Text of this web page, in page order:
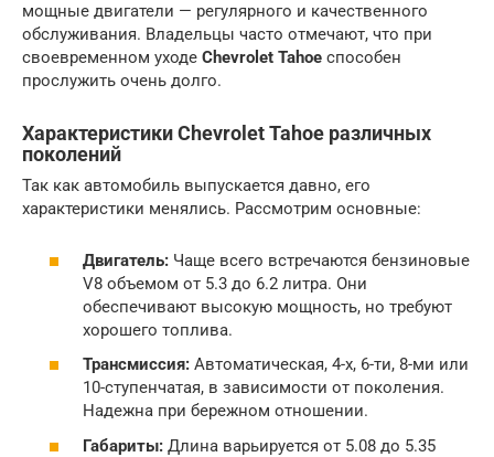
мощные двигатели — регулярного и качественного
обслуживания. Владельцы часто отмечают, что при
своевременном уходе Chevrolet Tahoe способен
прослужить очень долго.
Характеристики Chevrolet Tahoe различных
поколений
Так как автомобиль выпускается давно, его
характеристики менялись. Рассмотрим основные:
Двигатель: Чаще всего встречаются бензиновые
V8 объемом от 5.3 до 6.2 литра. Они
обеспечивают высокую мощность, но требуют
хорошего топлива.
Трансмиссия: Автоматическая, 4-х, 6-ти, 8-ми или
10-ступенчатая, в зависимости от поколения.
Надежна при бережном отношении.
Габариты: Длина варьируется от 5.08 до 5.35